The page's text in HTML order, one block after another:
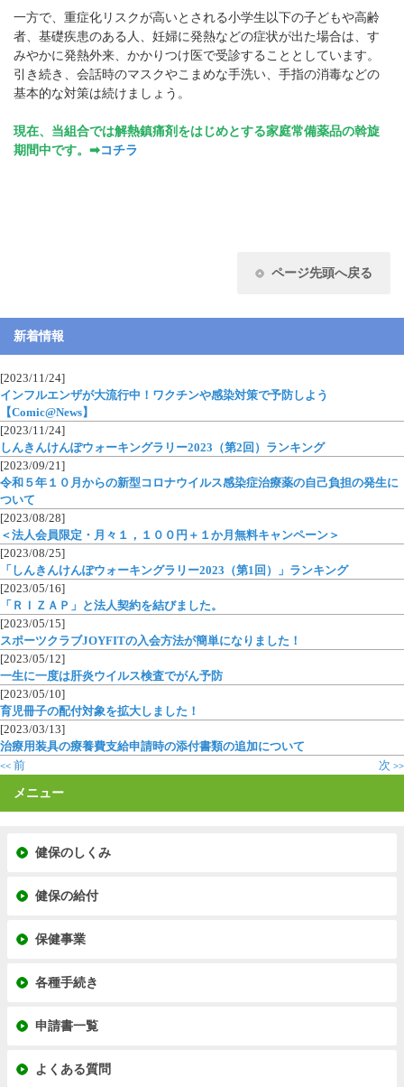
一方で、重症化リスクが高いとされる小学生以下の子どもや高齢
者、基礎疾患のある人、妊婦に発熱などの症状が出た場合は、す
みやかに発熱外来、かかりつけ医で受診することとしています。
引き続き、会話時のマスクやこまめな手洗い、手指の消毒などの
基本的な対策は続けましょう。
現在、当組合では解熱鎮痛剤をはじめとする家庭常備薬品の斡旋
期間中です。➡コチラ
ページ先頭へ戻る
新着情報
[2023/11/24]
インフルエンザが大流行中！ワクチンや感染対策で予防しよう
【Comic@News】
[2023/11/24]
しんきんけんぽウォーキングラリー2023（第2回）ランキング
[2023/09/21]
令和５年１０月からの新型コロナウイルス感染症治療薬の自己負担の発生に
ついて
[2023/08/28]
＜法人会員限定・月々１，１００円＋１か月無料キャンペーン＞
[2023/08/25]
「しんきんけんぽウォーキングラリー2023（第1回）」ランキング
[2023/05/16]
「ＲＩＺＡＰ」と法人契約を結びました。
[2023/05/15]
スポーツクラブJOYFITの入会方法が簡単になりました！
[2023/05/12]
一生に一度は肝炎ウイルス検査でがん予防
[2023/05/10]
育児冊子の配付対象を拡大しました！
[2023/03/13]
治療用装具の療養費支給申請時の添付書類の追加について
<< 前 次 >>
メニュー
健保のしくみ
健保の給付
保健事業
各種手続き
申請書一覧
よくある質問